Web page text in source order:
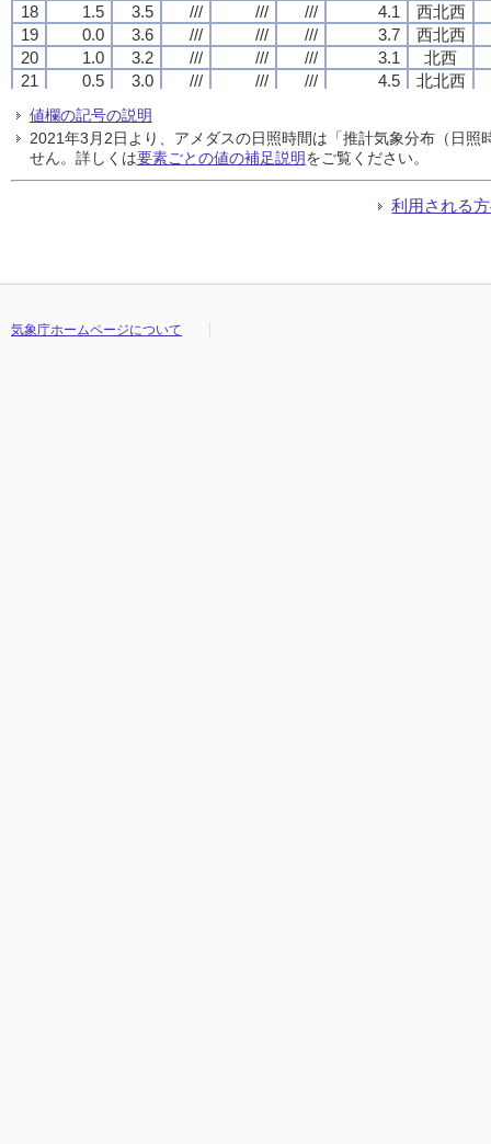
18
1.5 3.5 /// /// /// 4.1
西北西
19
0.0 3.6 /// /// /// 3.7
西北西
20
1.0 3.2 /// /// /// 3.1
北西
21
0.5 3.0 /// /// /// 4.5
北北西
23
0.0 2.4
北北西
24
0.0 1.8 /// /// /// 6.7 北北西
18
1.5 3.5 /// /// /// 4.1
西北西
19
0.0 3.6 /// /// /// 3.7
西北西
20
1.0 3.2 /// /// /// 3.1
北西
21
0.5 3.0 /// /// /// 4.5
北北西
23
0.0 2.4
北北西
24
0.0 1.8 /// /// /// 6.7 北北西
18
1.5 3.5 /// /// /// 4.1
西北西
19
0.0 3.6 /// /// /// 3.7
西北西
20
1.0 3.2 /// /// /// 3.1
北西
21
0.5 3.0 /// /// /// 4.5
北北西
23
0.0 2.4
北北西
24
0.0 1.8 /// /// /// 6.7 北北西
18
1.5 3.5 /// /// /// 4.1
西北西
19
0.0 3.6 /// /// /// 3.7
西北西
20
1.0 3.2 /// /// /// 3.1
北西
21
0.5 3.0 /// /// /// 4.5
北北西
23
0.0 2.4
北北西
24
0.0 1.8 /// /// /// 6.7 北北西
値欄の記号の説明
2021年3月2日より、アメダスの日照時間は「推計気象分布（日
せん。詳しくは要素ごとの値の補足説明をご覧ください。
利用される
気象庁ホームページについて